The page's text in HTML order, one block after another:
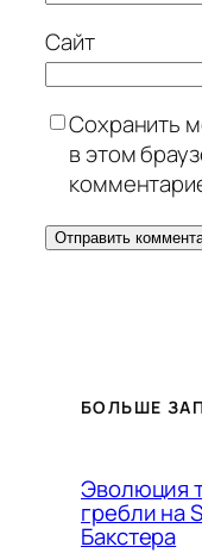
Сайт
Сохранить
в этом
БОЛЬШЕ
Эволюция
гребли на
Бакстера